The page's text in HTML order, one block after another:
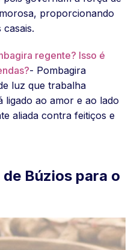
proporcionando
regente? Isso é
- Pombagira
luz que trabalha
ligado ao amor e ao lado
aliada contra feitiços e
Búzios para o